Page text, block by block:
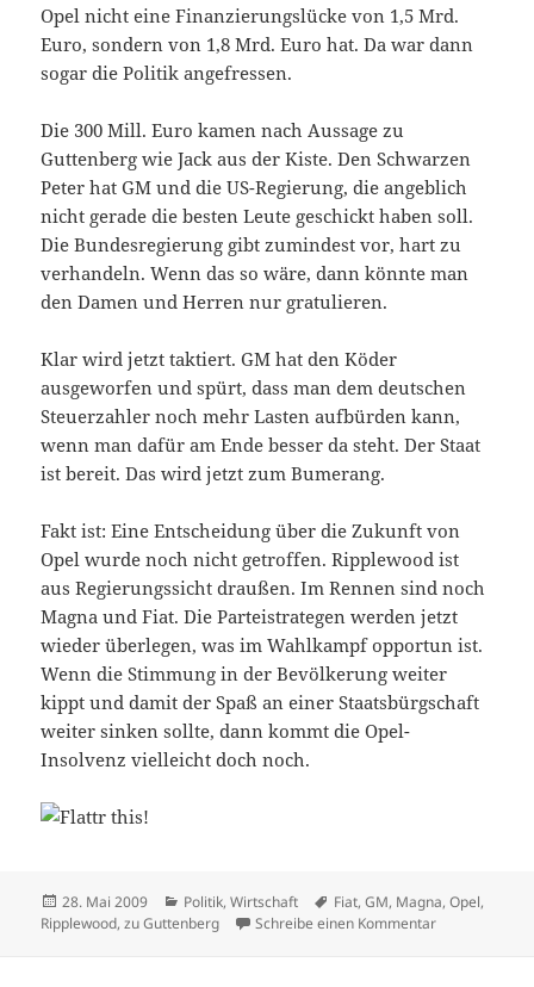
Opel nicht eine Finanzierungslücke von 1,5 Mrd.
Euro, sondern von 1,8 Mrd. Euro hat. Da war dann
sogar die Politik angefressen.
Die 300 Mill. Euro kamen nach Aussage zu
Guttenberg wie Jack aus der Kiste. Den Schwarzen
Peter hat GM und die US-Regierung, die angeblich
nicht gerade die besten Leute geschickt haben soll.
Die Bundesregierung gibt zumindest vor, hart zu
verhandeln. Wenn das so wäre, dann könnte man
den Damen und Herren nur gratulieren.
Klar wird jetzt taktiert. GM hat den Köder
ausgeworfen und spürt, dass man dem deutschen
Steuerzahler noch mehr Lasten aufbürden kann,
wenn man dafür am Ende besser da steht. Der Staat
ist bereit. Das wird jetzt zum Bumerang.
Fakt ist: Eine Entscheidung über die Zukunft von
Opel wurde noch nicht getroffen. Ripplewood ist
aus Regierungssicht draußen. Im Rennen sind noch
Magna und Fiat. Die Parteistrategen werden jetzt
wieder überlegen, was im Wahlkampf opportun ist.
Wenn die Stimmung in der Bevölkerung weiter
kippt und damit der Spaß an einer Staatsbürgschaft
weiter sinken sollte, dann kommt die Opel-
Insolvenz vielleicht doch noch.
Veröffentlicht
am
28. Mai 2009 Kategorien
Politik,Wirtschaft Schlagwörter
Fiat,GM, Magna,Opel,
Ripplewood,zu Guttenberg Schreibe einen Kommentarzu Abstieg